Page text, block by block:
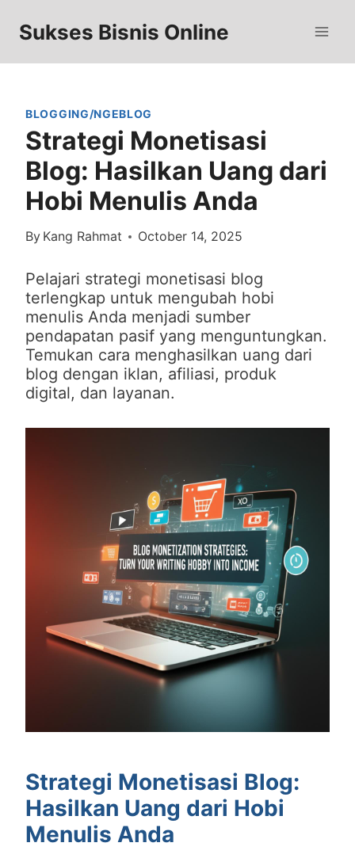
content
Sukses Bisnis Online
BLOGGING/NGEBLOG
Strategi Monetisasi
Blog: Hasilkan Uang dari
Hobi Menulis Anda
By Kang Rahmat October 14, 2025
Pelajari strategi monetisasi blog
terlengkap untuk mengubah hobi
menulis Anda menjadi sumber
pendapatan pasif yang menguntungkan.
Temukan cara menghasilkan uang dari
blog dengan iklan, afiliasi, produk
digital, dan layanan.
Strategi Monetisasi Blog:
Hasilkan Uang dari Hobi
Menulis Anda